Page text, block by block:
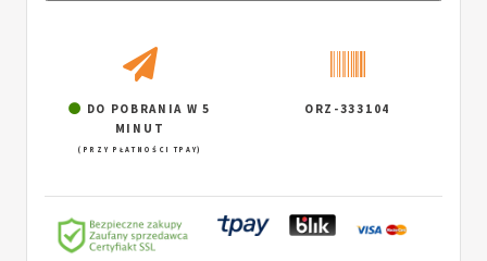
DO POBRANIA W 5
MINUT
(PRZY PŁATNOŚCI TPAY)
ORZ-333104